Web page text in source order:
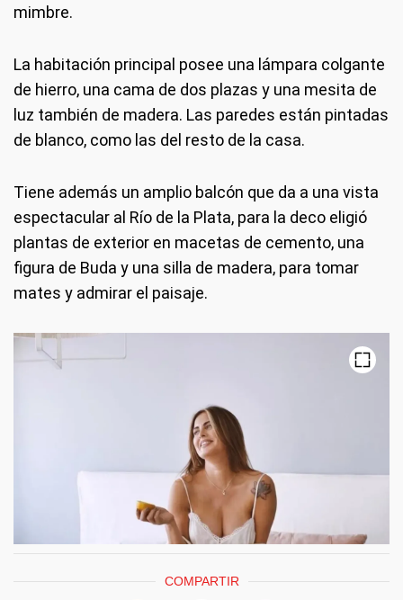
mimbre.
La habitación principal posee una lámpara colgante
de hierro, una cama de dos plazas y una mesita de
luz también de madera. Las paredes están pintadas
de blanco, como las del resto de la casa.
Tiene además un amplio balcón que da a una vista
espectacular al Río de la Plata, para la deco eligió
plantas de exterior en macetas de cemento, una
figura de Buda y una silla de madera, para tomar
mates y admirar el paisaje.
COMPARTIR